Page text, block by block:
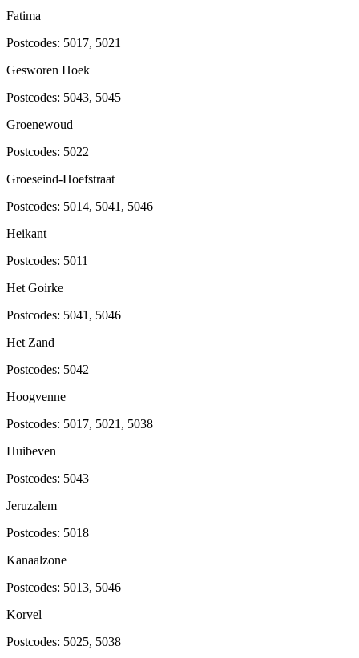
Fatima
Postcodes: 5017, 5021
Gesworen Hoek
Postcodes: 5043, 5045
Groenewoud
Postcodes: 5022
Groeseind-Hoefstraat
Postcodes: 5014, 5041, 5046
Heikant
Postcodes: 5011
Het Goirke
Postcodes: 5041, 5046
Het Zand
Postcodes: 5042
Hoogvenne
Postcodes: 5017, 5021, 5038
Huibeven
Postcodes: 5043
Jeruzalem
Postcodes: 5018
Kanaalzone
Postcodes: 5013, 5046
Korvel
Postcodes: 5025, 5038